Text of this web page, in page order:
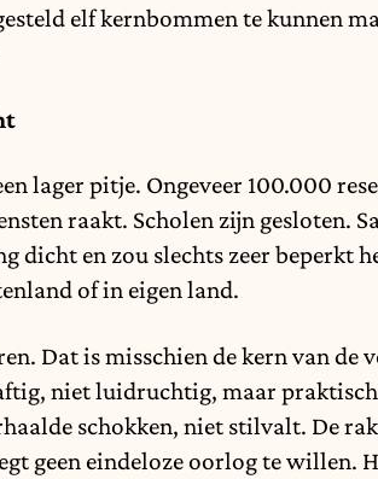
elf kernbommen te kunnen
lager pitje. Ongeveer 100.000
raakt. Scholen zijn gesloten.
dicht en zou slechts zeer beperkt
of in eigen land.
Dat is misschien de kern van de
niet luidruchtig, maar praktisch
schokken, niet stilvalt. De
geen eindeloze oorlog te willen.